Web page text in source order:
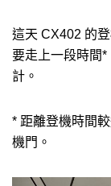
這天 CX402 的
要走上一段時間
計。
* 距離登機時間
機門。